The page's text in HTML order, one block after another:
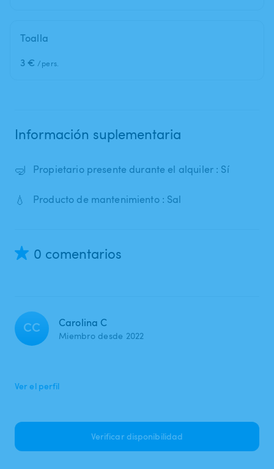
Toalla
3 € /pers.
Información suplementaria
🤿 Propietario presente durante el alquiler : Sí
💧 Producto de mantenimiento : Sal
0 comentarios
CC Carolina C
Miembro desde 2022
Ver el perfil
Verificar disponibilidad